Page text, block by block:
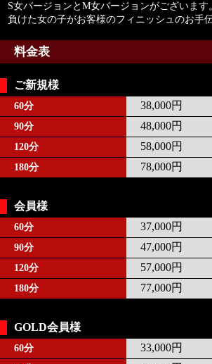
S女バージョンとM女バージョンがございます
負けた女の子がお客様のフィニッシュのお手
料金表
ご新規様
60分 38,000円
90分 48,000円
120分 58,000円
180分 78,000円
会員様
60分 37,000円
90分 47,000円
120分 57,000円
180分 77,000円
GOLD会員様
60分 33,000円